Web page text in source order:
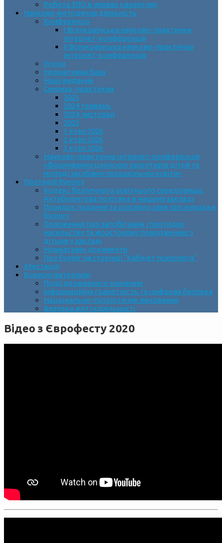
Робота ЗПО в умовах карантину
Науково-методична діяльність
Конференції
І Всеукраїнська науково-практична
інтернет-конференція
ІІ Всеукраїнська науково-практична
інтернет-конференція
Угоди
Нормативна база
Наші видання
Семінар-практикум
2023
2024 травень
2024 листопад
2025
1 етап 2026
2 етап 2026
3 етап 2026
Науково-практична інтернет-конференція
«Формування ціннісних орієнтирів дітей та
молоді засобами позашкільної освіти»
Протидія булінгу
Кодекс безпечного освітнього середовища.
Антибулінгова політика в нашому закладі
Порядок подання та розгляду заяв про випадки
булінгу
Положення про запобігання і протидію
насильству та жорстокому поводженню з
дітьми у закладі
Нормативні документи
Про булінг на сторінці “Кабінет психолога”
Атестація
Корисні матеріали
Події державного значення
Інформаційна грамотність та цифрова безпека
Національно-патріотичне виховання
Безпека життєдіяльності
Відео з Єврофесту 2020